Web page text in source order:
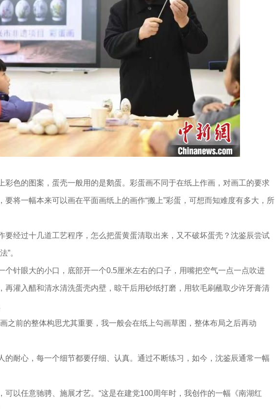
彩色的图案，蛋壳一般用的是鹅蛋。彩蛋画不同于在纸上作画，对画工的要求
要将一幅本来可以画在平面画纸上的画作“搬上”彩蛋，可想而知难度有多大，所
要经过十几道工艺程序，怎么把蛋黄蛋清取出来，又不破坏蛋壳？沈鉴辰尝试
”。
个针眼大的小口，底部开一个0.5厘米左右的口子，用嘴把空气一点一点吹进
再灌入醋和清水清洗蛋壳内壁，晾干后用砂纸打磨，用软毛刷蘸取少许牙膏清
之前的整体构思尤其重要，我一般会在纸上勾画草图，整体布局之后再动
的耐心，每一个细节都要仔细、认真。通过不断练习，如今，沈鉴辰通常一幅
可以任意驰骋、施展才艺。“这是在建党100周年时，我创作的一幅《南湖红